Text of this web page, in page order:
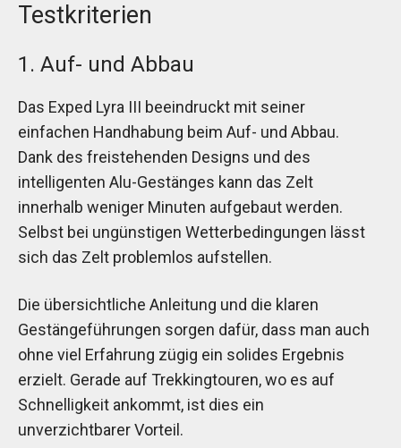
Testkriterien
1. Auf- und Abbau
Das Exped Lyra III beeindruckt mit seiner
einfachen Handhabung beim Auf- und Abbau.
Dank des freistehenden Designs und des
intelligenten Alu-Gestänges kann das Zelt
innerhalb weniger Minuten aufgebaut werden.
Selbst bei ungünstigen Wetterbedingungen lässt
sich das Zelt problemlos aufstellen.
Die übersichtliche Anleitung und die klaren
Gestängeführungen sorgen dafür, dass man auch
ohne viel Erfahrung zügig ein solides Ergebnis
erzielt. Gerade auf Trekkingtouren, wo es auf
Schnelligkeit ankommt, ist dies ein
unverzichtbarer Vorteil.